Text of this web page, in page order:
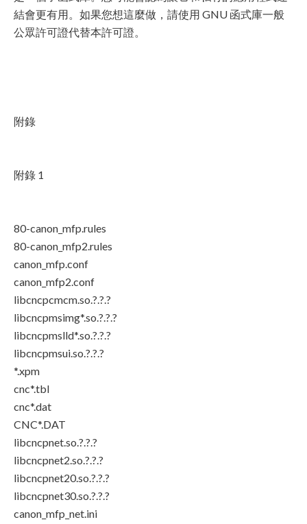
結會更有用。如果您想這麼做，請使用 GNU 函式庫一般
公眾許可證代替本許可證。
附錄
附錄 1
80-canon_mfp.rules
80-canon_mfp2.rules
canon_mfp.conf
canon_mfp2.conf
libcncpcmcm.so.?.?.?
libcncpmsimg*.so.?.?.?
libcncpmslld*.so.?.?.?
libcncpmsui.so.?.?.?
*.xpm
cnc*.tbl
cnc*.dat
CNC*.DAT
libcncpnet.so.?.?.?
libcncpnet2.so.?.?.?
libcncpnet20.so.?.?.?
libcncpnet30.so.?.?.?
canon_mfp_net.ini